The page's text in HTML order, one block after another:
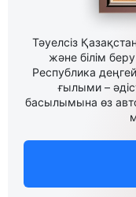
Тәуелсіз
және білім
Республика
ғылыми –
басылымына өз